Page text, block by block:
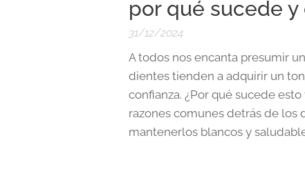
por qué sucede
31/12/2024
A todos nos encanta presumir
dientes tienden a adquirir un
confianza. ¿Por qué sucede
razones comunes detrás de los
mantenerlos blancos y